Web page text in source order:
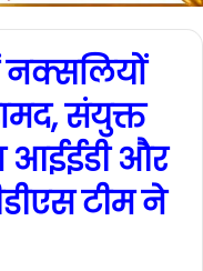
संयुक्त
आईईडी और
टीम ने